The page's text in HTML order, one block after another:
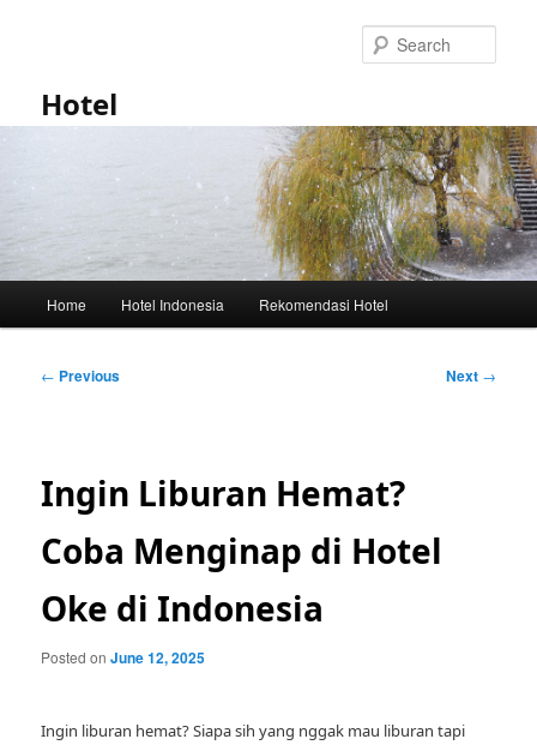
Hotel
Home Hotel Indonesia Rekomendasi Hotel
Post
← Previous Next →
Ingin Liburan Hemat?
Coba Menginap di Hotel
Oke di Indonesia
Posted onJune 12, 2025
Ingin liburan hemat? Siapa sih yang nggak mau liburan tapi